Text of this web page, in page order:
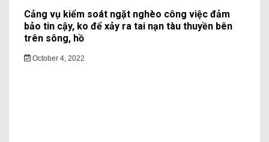
Cảng vụ kiểm soát ngặt nghèo công việc đảm
bảo tin cậy, ko để xảy ra tai nạn tàu thuyền bên
trên sông, hồ
October 4, 2022